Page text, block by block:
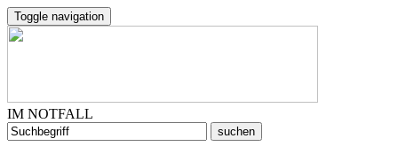
Toggle navigation
IM NOTFALL